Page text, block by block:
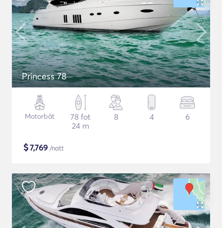
Princess 78
Motorbåt
78 fot
24 m
8 4 6
$7,769 /natt